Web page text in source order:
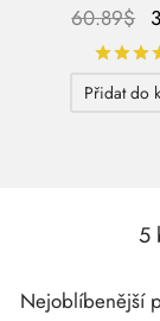
60.89$
Přidat do
5
Nejoblíbenější